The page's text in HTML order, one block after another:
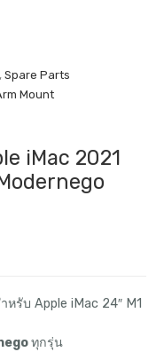
,Spare Parts
Mount
iMac 2021
รับ Apple iMac 24″ M1
ทุกรุ่น